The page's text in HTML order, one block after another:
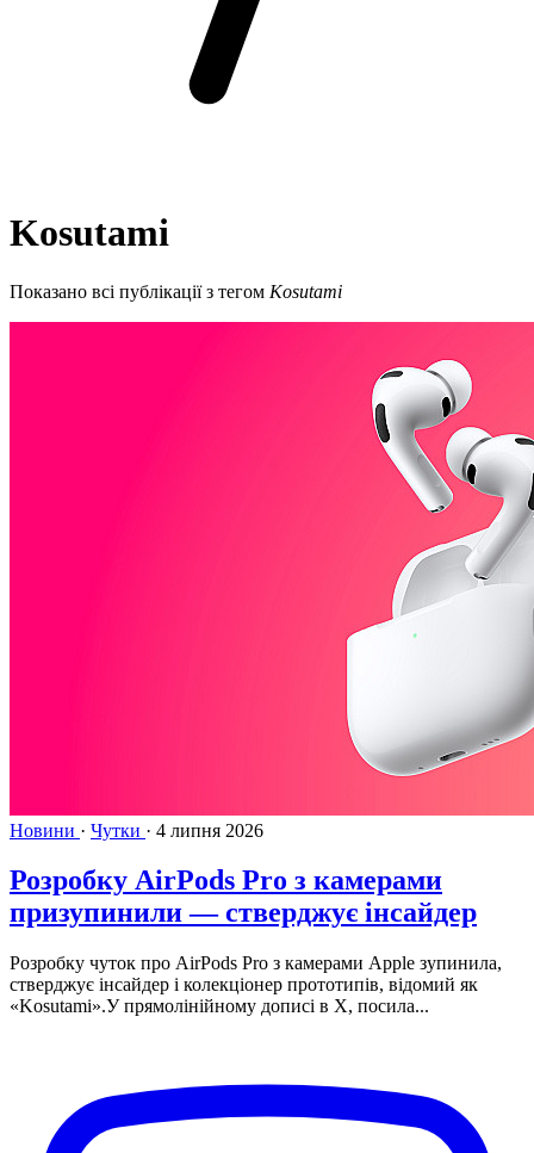
Kosutami
Показано всі публікації з тегом Kosutami
Новини · Чутки · 4 липня 2026
Розробку AirPods Pro з камерами
призупинили — стверджує інсайдер
Розробку чуток про AirPods Pro з камерами Apple зупинила,
стверджує інсайдер і колекціонер прототипів, відомий як
«Kosutami».У прямолінійному дописі в X, посила...